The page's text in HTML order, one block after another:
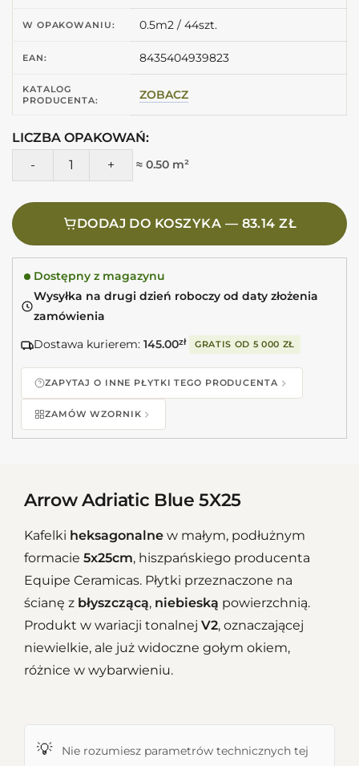
W OPAKOWANIU: 0.5m2 / 44szt.
EAN: 8435404939823
KATALOG
PRODUCENTA:
ZOBACZ
LICZBA OPAKOWAŃ:
ilość EQUIPE Arrow Adriatic Blue 5X25 Heksagonalne
≈ 0.50 m²
DODAJ DO KOSZYKA — 83.14 ZŁ
Dostępny z magazynu
Wysyłka na drugi dzień roboczy od daty złożenia
zamówienia
Dostawa kurierem: 145.00zł GRATIS OD 5 000 ZŁ
ZAPYTAJ O INNE PŁYTKI TEGO PRODUCENTA
ZAMÓW WZORNIK
Arrow Adriatic Blue 5X25
Kafelki heksagonalne w małym, podłużnym
formacie 5x25cm, hiszpańskiego producenta
Equipe Ceramicas. Płytki przeznaczone na
ścianę z błyszczącą, niebieską powierzchnią.
Produkt w wariacji tonalnej V2, oznaczającej
niewielkie, ale już widoczne gołym okiem,
różnice w wybarwieniu.
💡
Nie rozumiesz parametrów technicznych tej